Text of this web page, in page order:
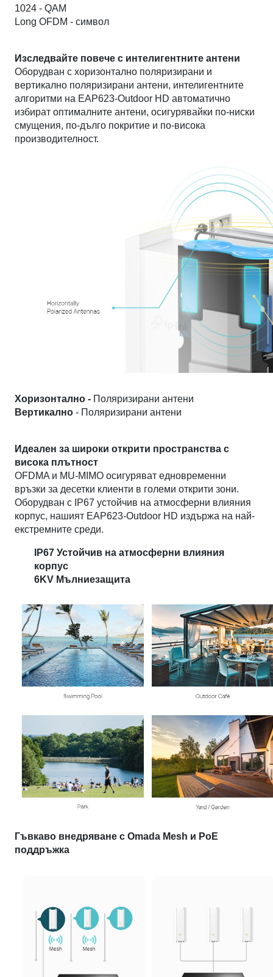
1024 - QAM
Long OFDM - символ
Изследвайте повече с интелигентните антени
Оборудван с хоризонтално поляризирани и
вертикално поляризирани антени, интелигентните
алгоритми на EAP623-Outdoor HD автоматично
избират оптималните антени, осигурявайки по-ниски
смущения, по-дълго покритие и по-висока
производителност.
Хоризонтално - Поляризирани антени
Вертикално - Поляризирани антени
Идеален за широки открити пространства с
висока плътност
OFDMA и MU-MIMO осигуряват едновременни
връзки за десетки клиенти в големи открити зони.
Оборудван с IP67 устойчив на атмосферни влияния
корпус, нашият EAP623-Outdoor HD издържа на най-
екстремните среди.
IP67 Устойчив на атмосферни влияния
корпус
6KV Мълниезащита
Гъвкаво внедряване с Omada Mesh и PoE
поддръжка